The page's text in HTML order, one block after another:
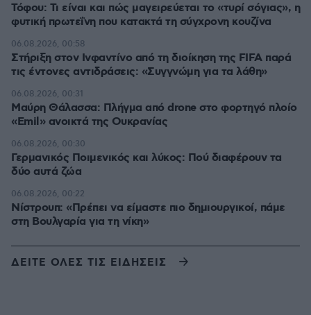
Τόφου: Τι είναι και πώς μαγειρεύεται το «τυρί σόγιας», η
φυτική πρωτεΐνη που κατακτά τη σύγχρονη κουζίνα
Στήριξη στον Ινφαντίνο από τη διοίκηση της FIFA παρά
τις έντονες αντιδράσεις: «Συγγνώμη για τα λάθη»
06.08.2026, 00:58
Μαύρη Θάλασσα: Πλήγμα από drone στο φορτηγό πλοίο
«Emil» ανοικτά της Ουκρανίας
06.08.2026, 00:31
Γερμανικός Ποιμενικός και λύκος: Πού διαφέρουν τα
δύο αυτά ζώα
06.08.2026, 00:30
Νίστρουπ: «Πρέπει να είμαστε πιο δημιουργικοί, πάμε
στη Βουλγαρία για τη νίκη»
06.08.2026, 00:22
ΔΕΙΤΕ ΟΛΕΣ ΤΙΣ ΕΙΔΗΣΕΙΣ